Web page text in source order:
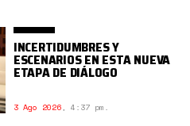
INCERTIDUMBRES Y
ESCENARIOS EN ESTA NUEVA
ETAPA DE DIÁLOGO
3 Ago 2026, 4:37 pm.